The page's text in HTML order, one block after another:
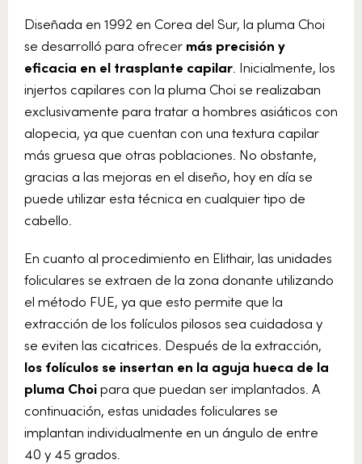
Diseñada en 1992 en Corea del Sur, la pluma Choi
se desarrolló para ofrecer más precisión y
eficacia en el trasplante capilar . Inicialmente, los
injertos capilares con la pluma Choi se realizaban
exclusivamente para tratar a hombres asiáticos con
alopecia, ya que cuentan con una textura capilar
más gruesa que otras poblaciones. No obstante,
gracias a las mejoras en el diseño, hoy en día se
puede utilizar esta técnica en cualquier tipo de
cabello.
En cuanto al procedimiento en Elithair, las unidades
foliculares se extraen de la zona donante utilizando
el método FUE, ya que esto permite que la
extracción de los folículos pilosos sea cuidadosa y
se eviten las cicatrices. Después de la extracción,
los folículos se insertan en la aguja hueca de la
pluma Choipara que puedan ser implantados. A
continuación, estas unidades foliculares se
implantan individualmente en un ángulo de entre
40 y 45 grados.